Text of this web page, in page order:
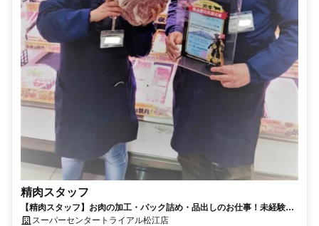
精肉スタッフ
【精肉スタッフ】お肉の加工・パック詰め・品出しのお仕事！未経験者
も大歓迎！
スーパーセンタートライアル松江店